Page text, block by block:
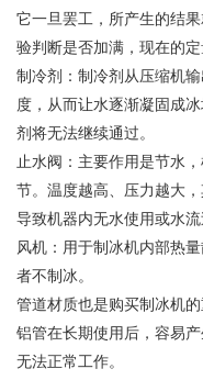
它一旦罢工，所产生的结
验判断是否加满，现在的定
制冷剂：制冷剂从压缩机
度，从而让水逐渐凝固成
剂将无法继续通过。
止水阀：主要作用是节水
节。温度越高、压力越大
导致机器内无水使用或水流
风机：用于制冰机内部热
者不制冰。
管道材质也是购买制冰机
铝管在长期使用后，容易
无法正常工作。